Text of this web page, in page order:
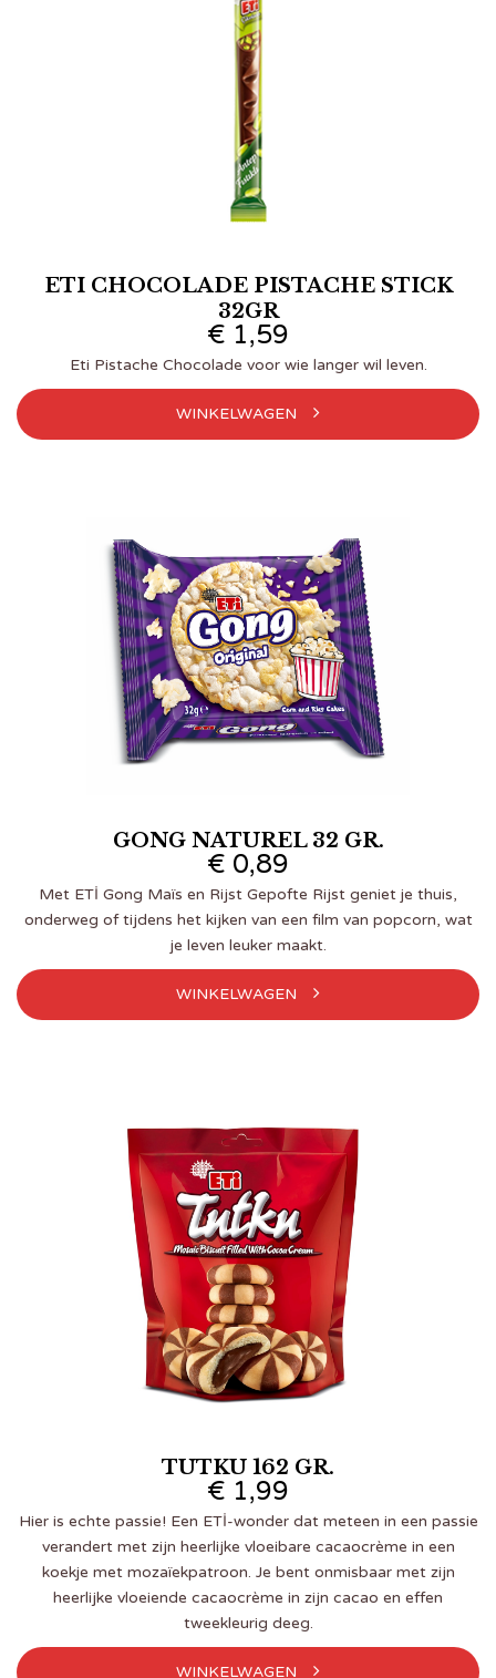
ETI CHOCOLADE PISTACHE STICK
32GR
€ 1,59
Eti Pistache Chocolade voor wie langer wil leven.
WINKELWAGEN
GONG NATUREL 32 GR.
€ 0,89
Met ETİ Gong Maïs en Rijst Gepofte Rijst geniet je thuis,
onderweg of tijdens het kijken van een film van popcorn, wat
je leven leuker maakt.
WINKELWAGEN
TUTKU 162 GR.
€ 1,99
Hier is echte passie! Een ETİ-wonder dat meteen in een passie
verandert met zijn heerlijke vloeibare cacaocrème in een
koekje met mozaïekpatroon. Je bent onmisbaar met zijn
heerlijke vloeiende cacaocrème in zijn cacao en effen
tweekleurig deeg.
WINKELWAGEN